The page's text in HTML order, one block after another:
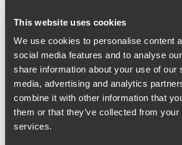
This website uses cookies
We use cookies to personalise content
social media features and to analyse
share information about your use of our
media, advertising and analytics
combine it with other information that
them or that they’ve collected from your
services.